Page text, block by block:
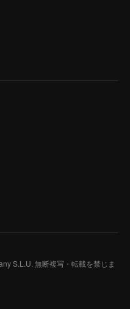
S.L.U. 無断複写・転載を禁じま